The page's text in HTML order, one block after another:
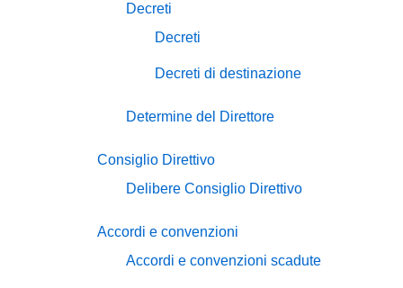
Decreti
Decreti
Decreti di destinazione
Determine del Direttore
Consiglio Direttivo
Delibere Consiglio Direttivo
Accordi e convenzioni
Accordi e convenzioni scadute